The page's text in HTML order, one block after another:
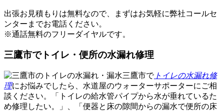
出張お見積もりは無料なので、まずはお気軽に弊社コールセ
ンターまでお電話ください。
※通話無料のフリーダイヤルです。
三鷹市でトイレ・便所の水漏れ修理
三鷹市でトイレの水漏れ修
理にお悩みでしたら、水道屋のウォーターサポーターにご相
談ください。「トイレの給水管パイプから水が垂れているた
め修理したい。」、「便器と床の隙間からの漏水で便所の床